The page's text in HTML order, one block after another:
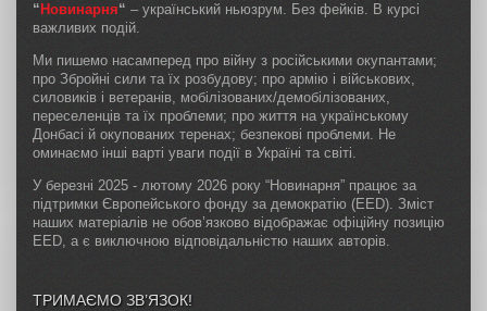
“ Новинарня“ – український ньюзрум. Без фейків. В курсі
важливих подій.
Ми пишемо насамперед про війну з російськими окупантами;
про Збройні сили та їх розбудову; про армію і військових,
силовиків і ветеранів, мобілізованих/демобілізованих,
переселенців та їх проблеми; про життя на українському
Донбасі й окупованих теренах; безпекові проблеми. Не
оминаємо інші варті уваги події в Україні та світі.
У березні 2025 - лютому 2026 року “Новинарня” працює за
підтримки Європейського фонду за демократію (EED). Зміст
наших матеріалів не обов’язково відображає офіційну позицію
EED, а є виключною відповідальністю наших авторів.
ТРИМАЄМО ЗВ’ЯЗОК!